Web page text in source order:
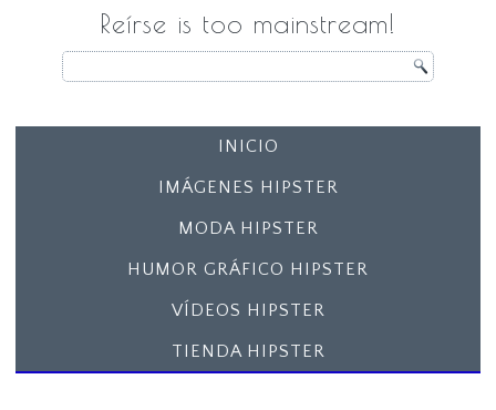
Reírse is too mainstream!
INICIO
IMÁGENES HIPSTER
MODA HIPSTER
HUMOR GRÁFICO HIPSTER
VÍDEOS HIPSTER
TIENDA HIPSTER